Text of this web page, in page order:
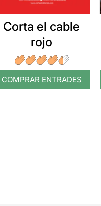
Corta el cable
rojo
COMPRAR ENTRADES